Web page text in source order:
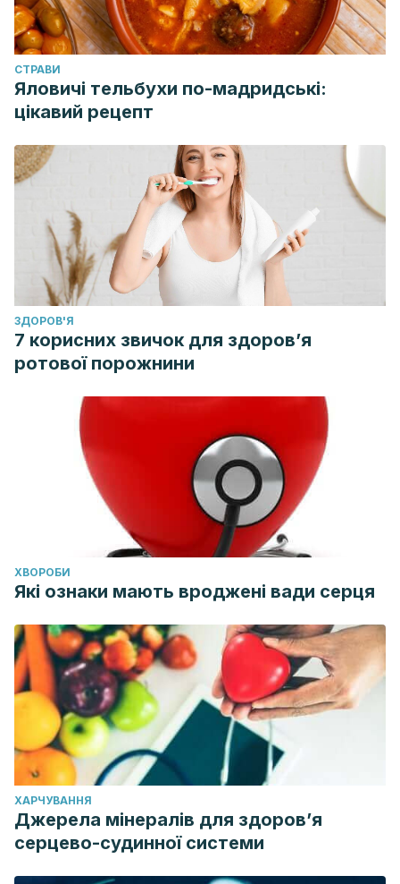
Medicine. https://doi.org/10.1056/NEJMoa1615162
CТРАВИ
Яловичі тельбухи по-мадридські:
цікавий рецепт
ЗДОРОВ'Я
7 корисних звичок для здоров’я
ротової порожнини
ХВОРОБИ
Які ознаки мають вроджені вади серця
ХАРЧУВАННЯ
Джерела мінералів для здоров’я
серцево-судинної системи